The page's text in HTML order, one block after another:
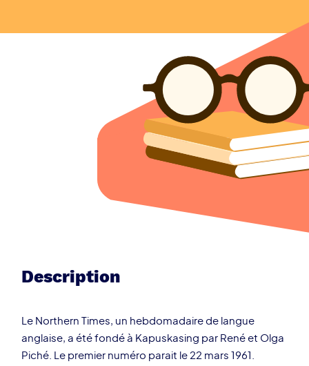
Description
Le Northern Times, un hebdomadaire de langue
anglaise, a été fondé à Kapuskasing par René et Olga
Piché. Le premier numéro parait le 22 mars 1961.